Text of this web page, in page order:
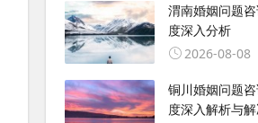
渭南婚姻问题
度深入分析
2026-08-08
铜川婚姻问题
度深入解析与